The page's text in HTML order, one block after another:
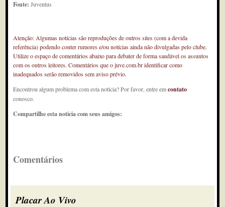
Fonte:Juventus
Atenção: Algumas notícias são reproduções de outros sites (com a devida
referência) podendo conter rumores e/ou notícias ainda não divulgadas pelo clube.
Utilize o espaço de comentários abaixo para debater de forma saudável os assuntos
com os outros leitores. Comentários que o juve.com.br identificar como
inadequados serão removidos sem aviso prévio.
Encontrou algum problema com esta notícia? Por favor, entre emcontato
conosco.
Compartilhe esta notícia com seus amigos:
Comentários
Placar Ao Vivo